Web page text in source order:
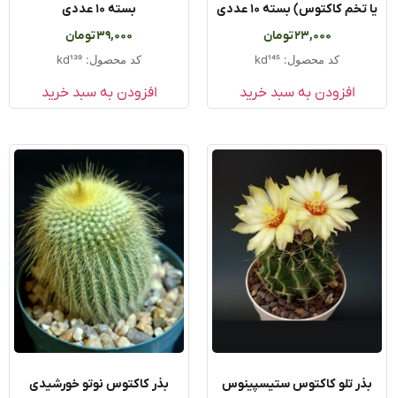
کاکتوس) بسته ۱۰ عددی
23,000تومان
کد محصول: kd145
افزودن به سبد خرید
بسته ۱۰ عددی
39,000تومان
کد محصول: kd139
افزودن به سبد خرید
تلو کاکتوس ستیسپینوس
بذر کاکتوس نوتو خورشیدی